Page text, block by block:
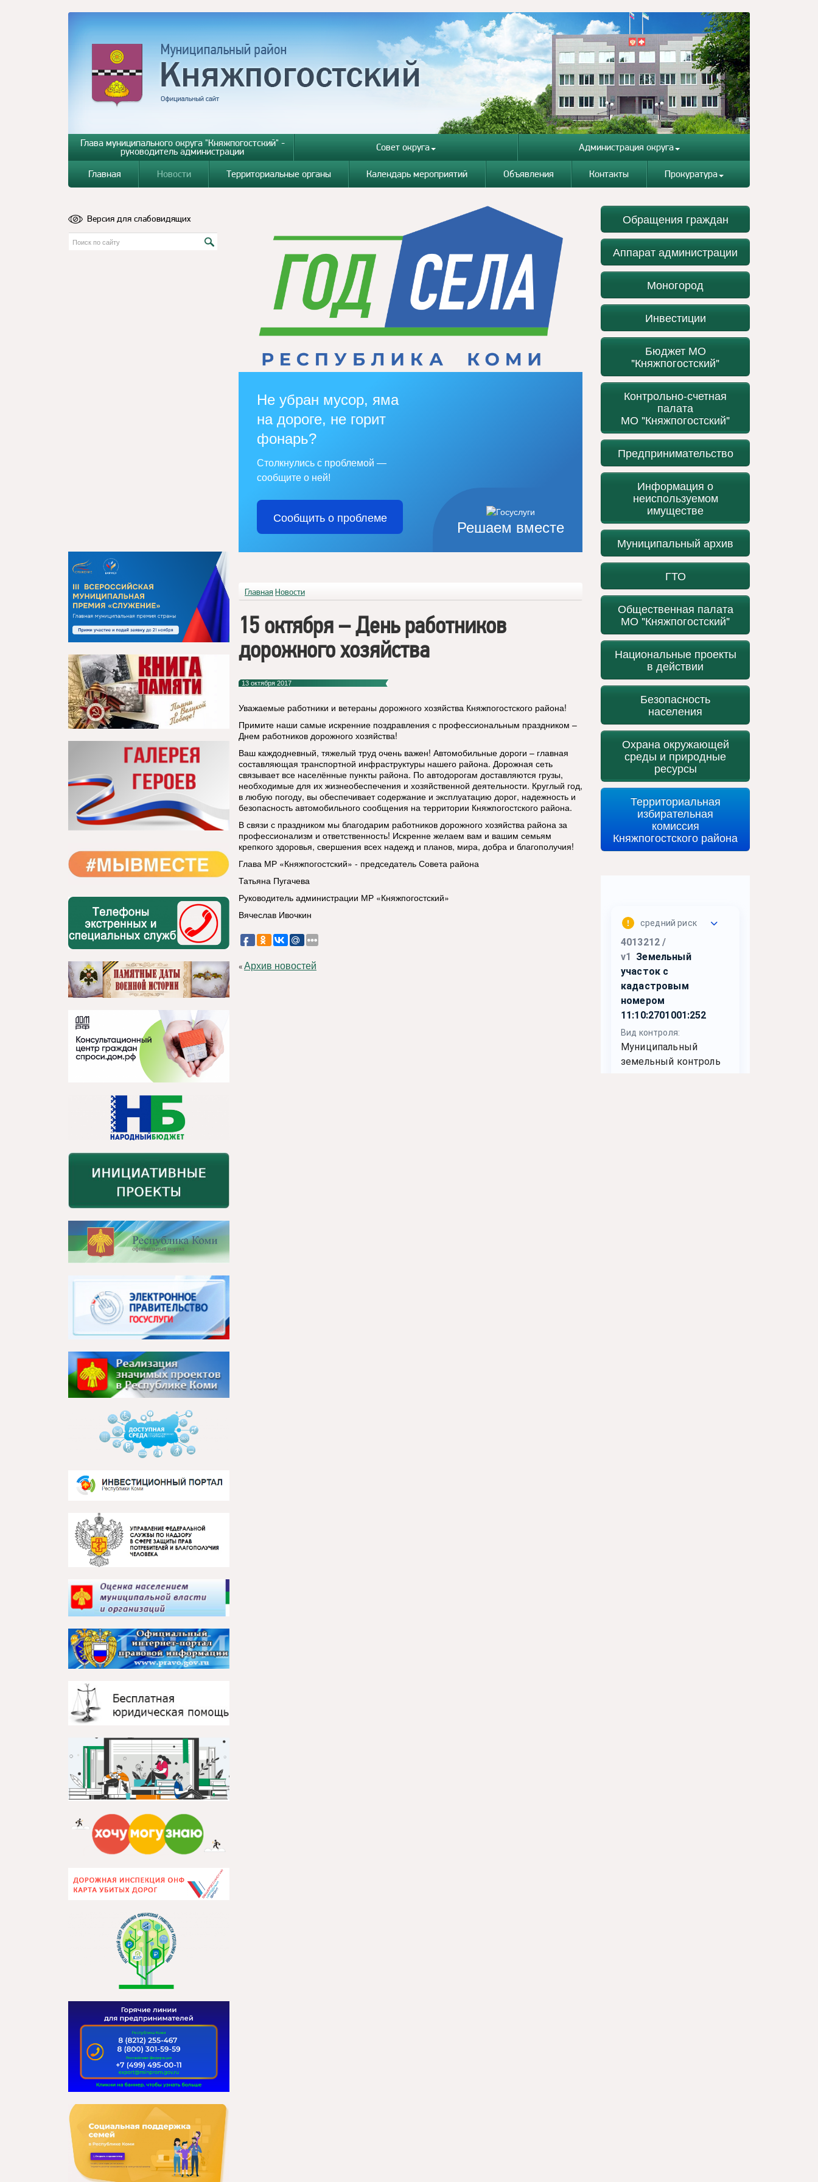
Глава муниципального округа "Княжпогостский" -
руководитель администрации Совет округа Администрация округа
Главная Новости Территориальные органы Календарь мероприятий Объявления Контакты Прокуратура
Версия для слабовидящих
Решаем вместе
Не убран мусор, яма
на дороге, не горит
фонарь?
Столкнулись с проблемой —
сообщите о ней!
Сообщить о проблеме
Главная Новости
15 октября – День работников
дорожного хозяйства
13 октября 2017
Уважаемые работники и ветераны дорожного хозяйства Княжпогостского района!
Примите наши самые искренние поздравления с профессиональным праздником –
Днем работников дорожного хозяйства!
Ваш каждодневный, тяжелый труд очень важен! Автомобильные дороги – главная
составляющая транспортной инфраструктуры нашего района. Дорожная сеть
связывает все населённые пункты района. По автодорогам доставляются грузы,
необходимые для их жизнеобеспечения и хозяйственной деятельности. Круглый год,
в любую погоду, вы обеспечивает содержание и эксплуатацию дорог, надежность и
безопасность автомобильного сообщения на территории Княжпогостского района.
В связи с праздником мы благодарим работников дорожного хозяйства района за
профессионализм и ответственность! Искренне желаем вам и вашим семьям
крепкого здоровья, свершения всех надежд и планов, мира, добра и благополучия!
Глава МР «Княжпогостский» - председатель Совета района
Татьяна Пугачева
Руководитель администрации МР «Княжпогостский»
Вячеслав Ивочкин
«Архив новостей
Обращения граждан
Аппарат администрации
Моногород
Инвестиции
Бюджет МО
"Княжпогостский"
Контрольно-счетная
палата
МО "Княжпогостский"
Предпринимательство
Информация о
неиспользуемом
имуществе
Муниципальный архив
ГТО
Общественная палата
МО "Княжпогостский"
Национальные проекты
в действии
Безопасность
населения
Охрана окружающей
среды и природные
ресурсы
Территориальная
избирательная
комиссия
Княжпогостского района